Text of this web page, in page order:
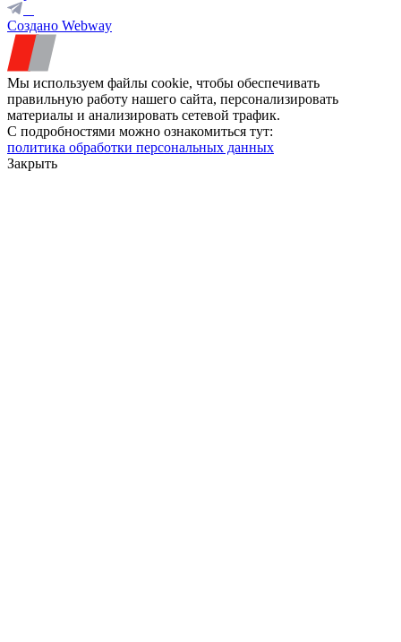
Создано Webway
Мы используем файлы cookie, чтобы обеспечивать
правильную работу нашего сайта, персонализировать
материалы и анализировать сетевой трафик.
С подробностями можно ознакомиться тут:
политика обработки персональных данных
Закрыть